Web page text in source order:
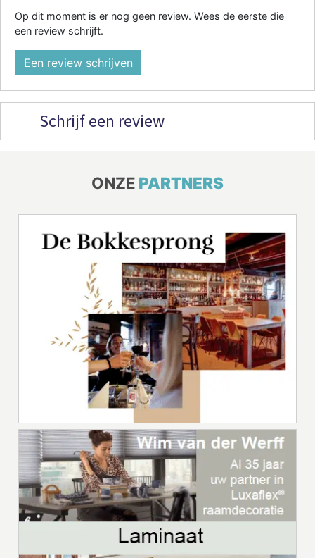
Op dit moment is er nog geen review. Wees de eerste die
een review schrijft.
Een review schrijven
Schrijf een review
ONZE PARTNERS